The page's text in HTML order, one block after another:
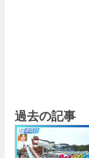
過去の記事